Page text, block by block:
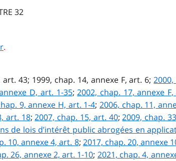
32
.
43; 1999, chap. 14, annexe F, art. 6;
D, art. 1-35;2002, chap. 17, annexe
9, annexe H, art. 1-4; 2006, chap. 11,
art. 18;2007, chap. 15, art. 40;2009, chap.
de lois d’intérêt public abrogées en
10, annexe 4, art. 8; 2017, chap. 20, annexe
26, annexe 2, art. 1-10; 2021, chap. 4,